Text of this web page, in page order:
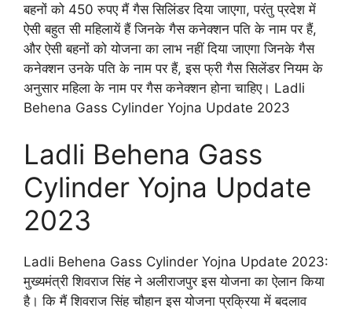
बहनों को 450 रुपए मैं गैस सिलिंडर दिया जाएगा, परंतु प्रदेश में
ऐसी बहुत सी महिलायें हैं जिनके गैस कनेक्शन पति के नाम पर हैं,
और ऐसी बहनों को योजना का लाभ नहीं दिया जाएगा जिनके गैस
कनेक्शन उनके पति के नाम पर हैं, इस फ्री गैस सिलेंडर नियम के
अनुसार महिला के नाम पर गैस कनेक्शन होना चाहिए। Ladli
Behena Gass Cylinder Yojna Update 2023
Ladli Behena Gass
Cylinder Yojna Update
2023
Ladli Behena Gass Cylinder Yojna Update 2023:
मुख्यमंत्री शिवराज सिंह ने अलीराजपुर इस योजना का ऐलान किया
है। कि मैं शिवराज सिंह चौहान इस योजना प्रक्रिया में बदलाव